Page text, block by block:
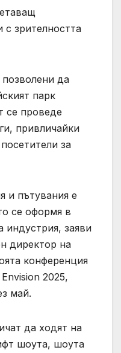
зрителността
да
парк
се проведе
привличайки
за
и пътувания е
се оформя в
индустрия, заяви
директор на
конференция
2025,
май.
да ходят на
шоута, шоута